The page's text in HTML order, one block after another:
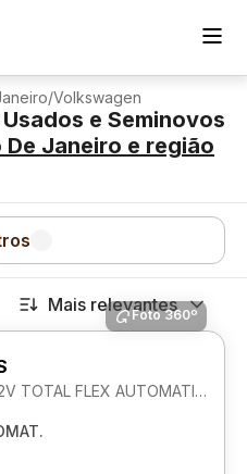
/Volkswagen
e Seminovos
De Janeiro e região
Mais relevantes
Foto 360º
COMFORTLINE 1.0 200 TSI 12V TOTAL FLEX AUTOMATICO